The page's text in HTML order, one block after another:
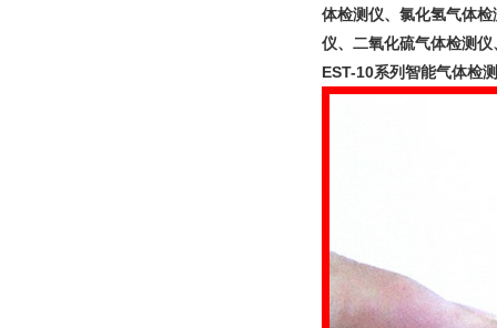
体检测仪、氯化氢气体
仪、二氧化硫气体检测
EST-10系列智能气体检